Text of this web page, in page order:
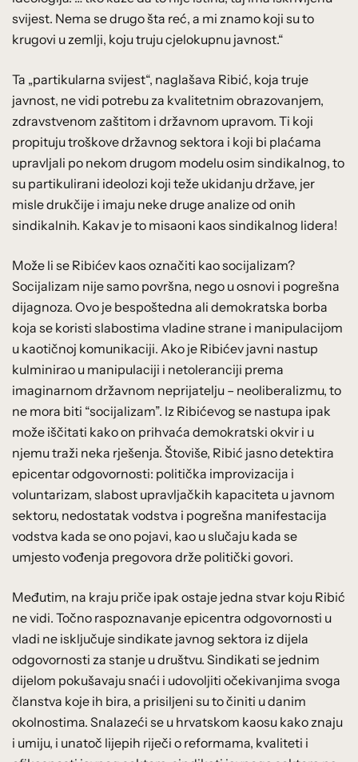
svijest. Nema se drugo šta reć, a mi znamo koji su to
krugovi u zemlji, koju truju cjelokupnu javnost.“
Ta „partikularna svijest“, naglašava Ribić, koja truje
javnost, ne vidi potrebu za kvalitetnim obrazovanjem,
zdravstvenom zaštitom i državnom upravom. Ti koji
propituju troškove državnog sektora i koji bi plaćama
upravljali po nekom drugom modelu osim sindikalnog, to
su partikulirani ideolozi koji teže ukidanju države, jer
misle drukčije i imaju neke druge analize od onih
sindikalnih. Kakav je to misaoni kaos sindikalnog lidera!
Može li se Ribićev kaos označiti kao socijalizam?
Socijalizam nije samo površna, nego u osnovi i pogrešna
dijagnoza. Ovo je bespoštedna ali demokratska borba
koja se koristi slabostima vladine strane i manipulacijom
u kaotičnoj komunikaciji. Ako je Ribićev javni nastup
kulminirao u manipulaciji i netoleranciji prema
imaginarnom državnom neprijatelju – neoliberalizmu, to
ne mora biti “socijalizam”. Iz Ribićevog se nastupa ipak
može iščitati kako on prihvaća demokratski okvir i u
njemu traži neka rješenja. Štoviše, Ribić jasno detektira
epicentar odgovornosti: politička improvizacija i
voluntarizam, slabost upravljačkih kapaciteta u javnom
sektoru, nedostatak vodstva i pogrešna manifestacija
vodstva kada se ono pojavi, kao u slučaju kada se
umjesto vođenja pregovora drže politički govori.
Međutim, na kraju priče ipak ostaje jedna stvar koju Ribić
ne vidi. Točno raspoznavanje epicentra odgovornosti u
vladi ne isključuje sindikate javnog sektora iz dijela
odgovornosti za stanje u društvu. Sindikati se jednim
dijelom pokušavaju snaći i udovoljiti očekivanjima svoga
članstva koje ih bira, a prisiljeni su to činiti u danim
okolnostima. Snalazeći se u hrvatskom kaosu kako znaju
i umiju, i unatoč lijepih riječi o reformama, kvaliteti i